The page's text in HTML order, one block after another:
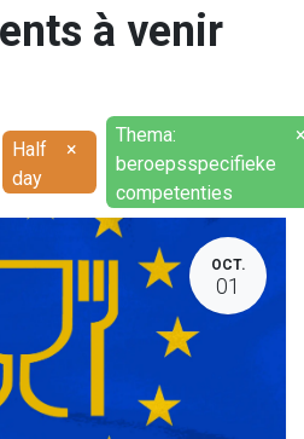
à venir
Half
day
×
Thema:
beroepsspecifieke
competenties
OCT.
01